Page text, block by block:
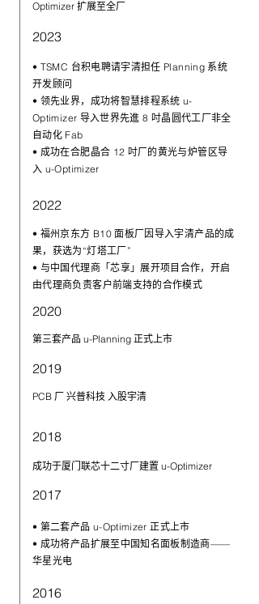
Optimizer 扩展至全厂
2023
• TSMC 台积电聘请宇清担任 Planning 系统
开发顾问
• 领先业界，成功将智慧排程系统 u-
Optimizer 导入世界先進 8 吋晶圆代工厂非全
自动化 Fab
• 成功在合肥晶合 12 吋厂的黄光与炉管区导
入 u-Optimizer
2022
• 福州京东方 B10 面板厂因导入宇清产品的成
果，获选为“灯塔工厂”
• 与中国代理商「芯享」展开项目合作，开启
由代理商负责客户前端支持的合作模式
2020
第三套产品 u-Planning 正式上市
2019
PCB 厂 兴普科技 入股宇清
2018
成功于厦门联芯十二寸厂建置 u-Optimizer
2017
• 第二套产品 u-Optimizer 正式上市
• 成功将产品扩展至中国知名面板制造商——
华星光电
2016